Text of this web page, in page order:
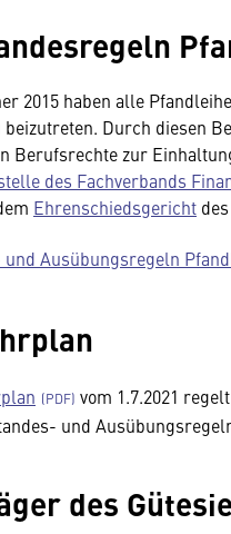
2015 haben alle
Durch diesen
Berufsrechte zur
des Fachverbands
Ehrenschiedsgericht
und Ausübungsregeln
vom 1.7.2021
und
des